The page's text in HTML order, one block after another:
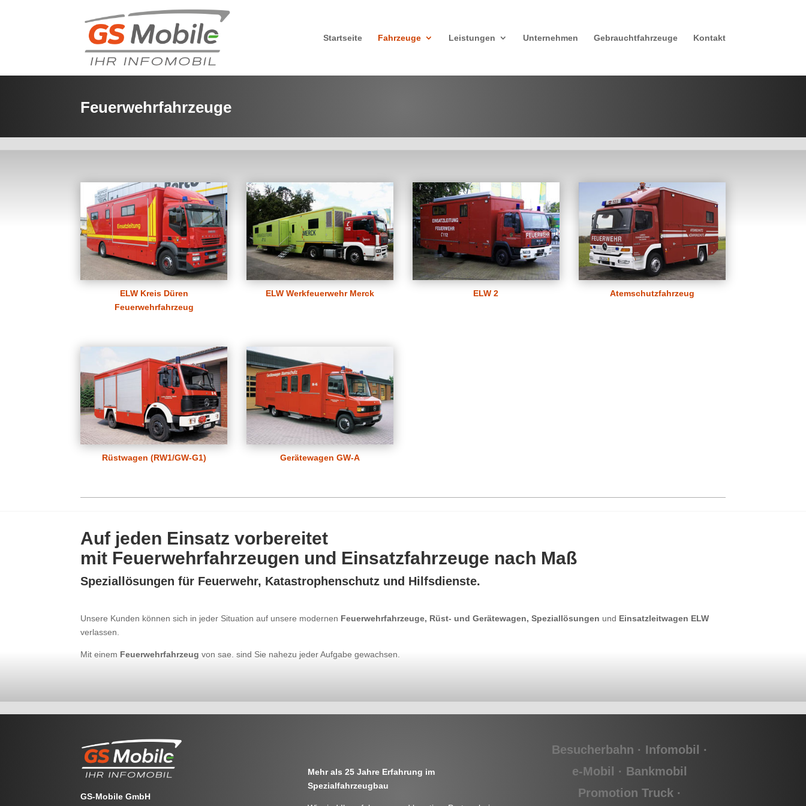
Startseite Fahrzeuge Leistungen Unternehmen Gebrauchtfahrzeuge Kontakt
Feuerwehrfahrzeuge
ELW Kreis Düren
Feuerwehrfahrzeug
ELW Werkfeuerwehr Merck ELW 2 Atemschutzfahrzeug
Rüstwagen (RW1/GW-G1) Gerätewagen GW-A
Auf jeden Einsatz vorbereitet
mit Feuerwehrfahrzeugen und Einsatzfahrzeuge nach Maß
Speziallösungen für Feuerwehr, Katastrophenschutz und Hilfsdienste.
Unsere Kunden können sich in jeder Situation auf unsere modernen Feuerwehrfahrzeuge, Rüst- und Gerätewagen, Speziallösungen und Einsatzleitwagen ELW
verlassen.
Mit einem Feuerwehrfahrzeug von sae. sind Sie nahezu jeder Aufgabe gewachsen.
GS-Mobile GmbH
Mehr als 25 Jahre Erfahrung im
Spezialfahrzeugbau
Besucherbahn · Infomobil ·
e-Mobil
· Bankmobil
Promotion Truck ·